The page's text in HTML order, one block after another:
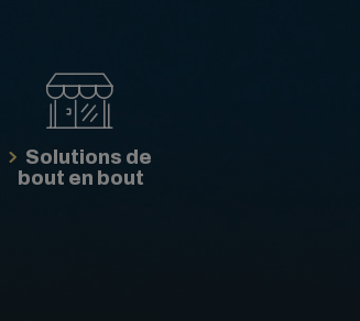
Solutions de
bout en bout